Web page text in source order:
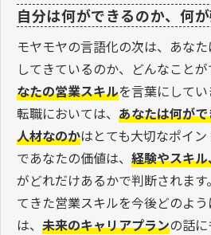
自分は何ができるのか、何
モヤモヤの言語化の次は、あな
してきているのか、どんなこと
なたの営業スキルを言葉にしてい
転職においては、 あなたは何が
人材なのかはとても大切なポイ
であなたの価値は、 経験やスキ
がどれだけあるかで判断されま
てきた営業スキルを今後どのよ
は、 未来のキャリアプランの話に